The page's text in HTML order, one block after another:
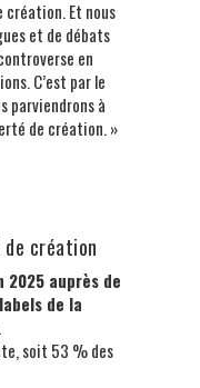
création. Et nous
et de débats
en
C’est par le
parviendrons à
de création. »
de création
2025 auprès de
de la
.
soit 53 % des